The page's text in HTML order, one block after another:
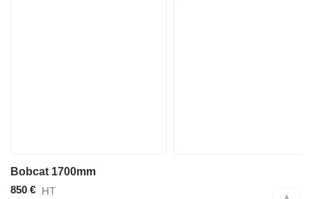
Bobcat 1700mm
850 € HT